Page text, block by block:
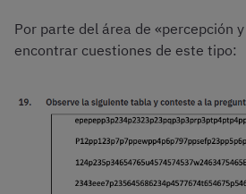
Por parte del área de «percepción
encontrar cuestiones de este tipo: